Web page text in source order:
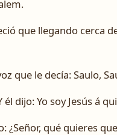
que llegando cerca
que le decía: Saulo,
él dijo: Yo soy Jesús á
qué quieres